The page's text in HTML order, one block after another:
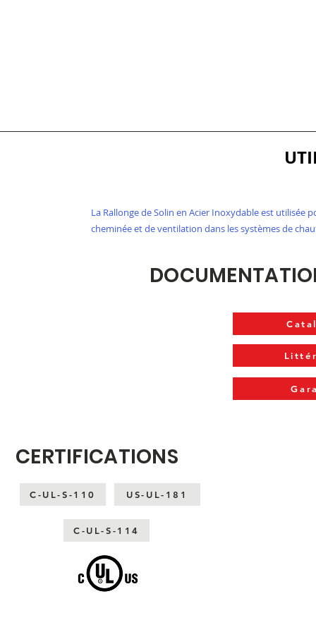
La Rallonge de Solin en Acier Inoxydable est utilisée
cheminée et de ventilation dans les systèmes de
CERTIFICATIONS
C-UL-S-110 US-UL-181
C-UL-S-114